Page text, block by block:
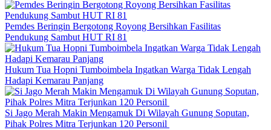
Pemdes Beringin Bergotong Royong Bersihkan Fasilitas
Pendukung Sambut HUT RI 81
Hukum Tua Hopni Tumboimbela Ingatkan Warga Tidak Lengah
Hadapi Kemarau Panjang
Si Jago Merah Makin Mengamuk Di Wilayah Gunung Soputan,
Pihak Polres Mitra Terjunkan 120 Personil